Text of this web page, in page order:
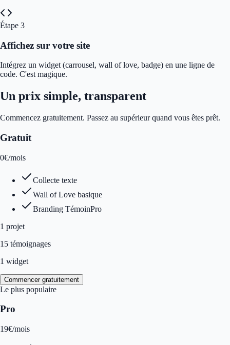
Étape 3
Affichez sur votre site
Intégrez un widget (carrousel, wall of love, badge) en une ligne de
code. C'est magique.
Un prix simple, transparent
Commencez gratuitement. Passez au supérieur quand vous êtes prêt.
Gratuit
0€/mois
Collecte texte
Wall of Love basique
Branding TémoinPro
1 projet
15 témoignages
1 widget
Commencer gratuitement
Le plus populaire
Pro
19€/mois